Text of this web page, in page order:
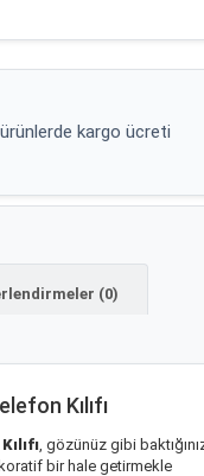
kargo ücreti
(0)
Kılıfı
, gözünüz gibi
bir hale getirmekle